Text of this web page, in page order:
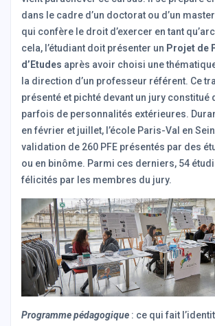
dans le cadre d’un doctorat ou d’un
qui confère le droit d’exercer en tant
cela, l’étudiant doit présenter un Projet de
d’Etudes après avoir choisi une
la direction d’un professeur référent. Ce
présenté et pichté devant un jury constitué
parfois de personnalités extérieures.
en février et juillet, l’école Paris-Val en
validation de 260 PFE présentés par des
ou en binôme. Parmi ces derniers, 54
félicités par les membres du jury.
Programme pédagogique : ce qui fait